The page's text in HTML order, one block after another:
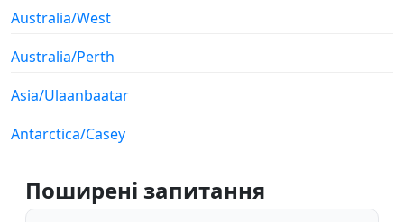
Australia/West
Australia/Perth
Asia/Ulaanbaatar
Antarctica/Casey
Поширені запитання